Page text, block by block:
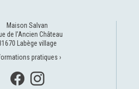
Maison Salvan
de l’Ancien Château
Labège village
pratiques ›